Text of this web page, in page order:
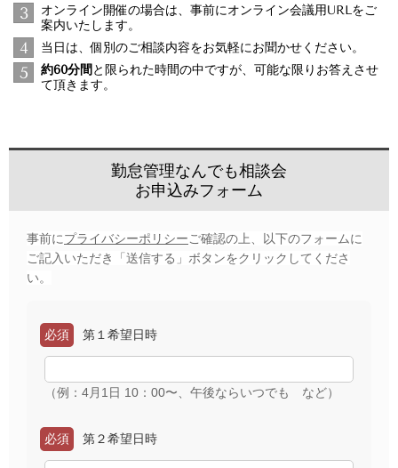
3
オンライン開催の場合は、事前にオンライン会議用URLをご
案内いたします。
4 当日は、個別のご相談内容をお気軽にお聞かせください。
5 約60分間 と限られた時間の中ですが、可能な限りお答えさせ
て頂きます。
勤怠管理なんでも相談会
お申込みフォーム
事前にプライバシーポリシーご確認の上、以下のフォームに
ご記入いただき「送信する」ボタンをクリックしてくださ
い。
第１希望日時
必須
（例：4月1日 10：00〜、午後ならいつでも など）
第２希望日時
必須